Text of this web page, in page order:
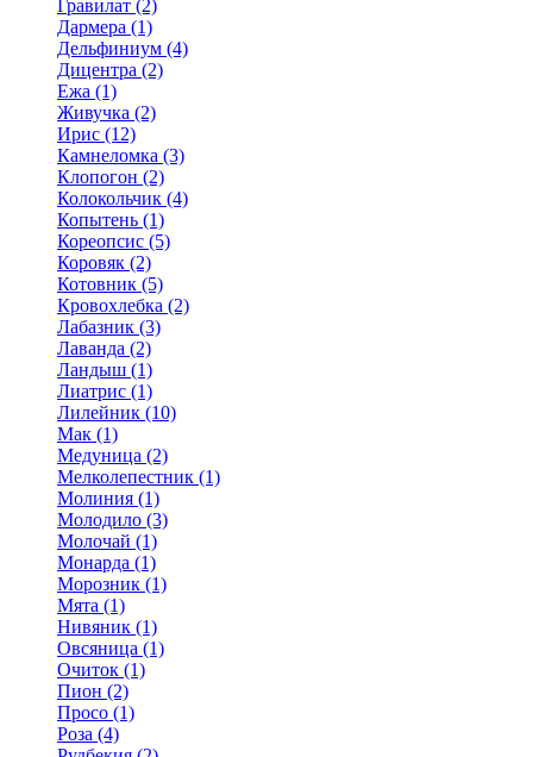
Гравилат (2)
Дармера (1)
Дельфиниум (4)
Дицентра (2)
Ежа (1)
Живучка (2)
Ирис (12)
Камнеломка (3)
Клопогон (2)
Колокольчик (4)
Копытень (1)
Кореопсис (5)
Коровяк (2)
Котовник (5)
Кровохлебка (2)
Лабазник (3)
Лаванда (2)
Ландыш (1)
Лиатрис (1)
Лилейник (10)
Мак (1)
Медуница (2)
Мелколепестник (1)
Молиния (1)
Молодило (3)
Молочай (1)
Монарда (1)
Морозник (1)
Мята (1)
Нивяник (1)
Овсяница (1)
Очиток (1)
Пион (2)
Просо (1)
Роза (4)